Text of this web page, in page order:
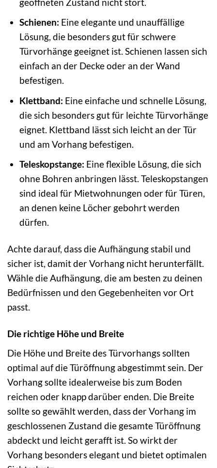
Schienen: Eine elegante und unauffällige
Lösung, die besonders gut für schwere
Türvorhänge geeignet ist. Schienen lassen sich
einfach an der Decke oder an der Wand
befestigen.
Klettband: Eine einfache und schnelle Lösung,
die sich besonders gut für leichte Türvorhänge
eignet. Klettband lässt sich leicht an der Tür
und am Vorhang befestigen.
Teleskopstange: Eine flexible Lösung, die sich
ohne Bohren anbringen lässt. Teleskopstangen
sind ideal für Mietwohnungen oder für Türen,
an denen keine Löcher gebohrt werden
dürfen.
Achte darauf, dass die Aufhängung stabil und
sicher ist, damit der Vorhang nicht herunterfällt.
Wähle die Aufhängung, die am besten zu deinen
Bedürfnissen und den Gegebenheiten vor Ort
passt.
Die richtige Höhe und Breite
Die Höhe und Breite des Türvorhangs sollten
optimal auf die Türöffnung abgestimmt sein. Der
Vorhang sollte idealerweise bis zum Boden
reichen oder knapp darüber enden. Die Breite
sollte so gewählt werden, dass der Vorhang im
geschlossenen Zustand die gesamte Türöffnung
abdeckt und leicht gerafft ist. So wirkt der
Vorhang besonders elegant und bietet optimalen